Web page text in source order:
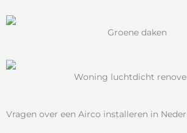
Groene daken
Woning luchtdicht
Vragen over een Airco installeren in